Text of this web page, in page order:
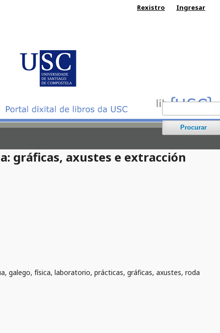
Procurar
Rexistro Ingresar
gráficas, axustes e extracción
galego, física, laboratorio, prácticas, gráficas, axustes, roda